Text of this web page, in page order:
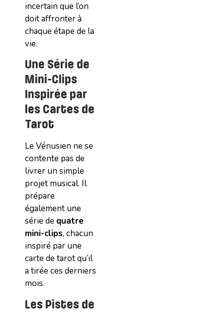
incertain que l’on
doit affronter à
chaque étape de la
vie.
Une Série de
Mini-Clips
Inspirée par
les Cartes de
Tarot
Le Vénusien ne se
contente pas de
livrer un simple
projet musical. Il
prépare
également une
série de quatre
mini-clips, chacun
inspiré par une
carte de tarot qu’il
a tirée ces derniers
mois.
Les Pistes de